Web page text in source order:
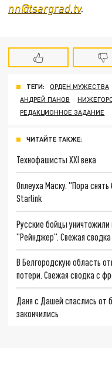
nn@tsargrad.tv.
ТЕГИ: ОРДЕН МУЖЕСТВА
АНДРЕЙ ПАНОВ
РЕДАКЦИОННОЕ ЗАДАНИЕ
ЧИТАЙТЕ ТАКЖЕ:
Технофашисты XXI века
Оплеуха Маску. "Пора
Starlink
Русские бойцы уничтожили
"Рейнджер". Свежая
В Белгородскую область
потери. Свежая сводка с
Даня с Дашей спаслись от
закончились